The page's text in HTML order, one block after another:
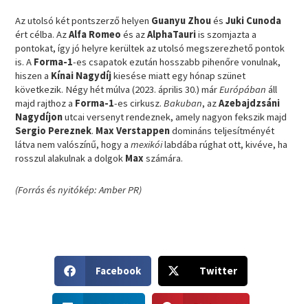
Az utolsó két pontszerző helyen Guanyu ZhouésJuki Cunoda
ért célba. AzAlfa Romeo és azAlphaTauriis szomjazta a
pontokat, így jó helyre kerültek az utolsó megszerezhető pontok
is. A Forma-1-es csapatok ezután hosszabb pihenőre vonulnak,
hiszen a Kínai Nagydíjkiesése miatt egy hónap szünet
következik. Négy hét múlva (2023. április 30.) márEurópábanáll
majd rajthoz a Forma-1-es cirkusz.Bakuban, azAzebajdzsáni
Nagydíjonutcai versenyt rendeznek, amely nagyon fekszik majd
Sergio Pereznek. Max Verstappendomináns teljesítményét
látva nem valószínű, hogy amexikóilabdába rúghat ott, kivéve, ha
rosszul alakulnak a dolgok Maxszámára.
(Forrás és nyitókép: Amber PR)
h
a
Facebook
h
a
Twitter